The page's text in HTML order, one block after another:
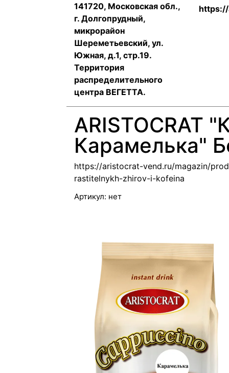
141720, Московская обл.,
г. Долгопрудный,
микрорайон
Шереметьевский, ул.
Южная, д.1, стр.19.
Территория
распределительного
центра ВЕГЕТТА.
ARISTOCRAT
Карамелька"
https://aristocrat-vend.ru/magazin/
rastitelnykh-zhirov-i-kofeina
Артикул: нет